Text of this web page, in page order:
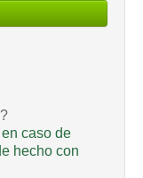
?
caso de
hecho con